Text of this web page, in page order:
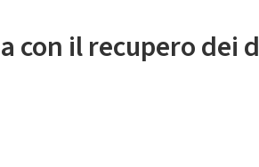
con il recupero dei